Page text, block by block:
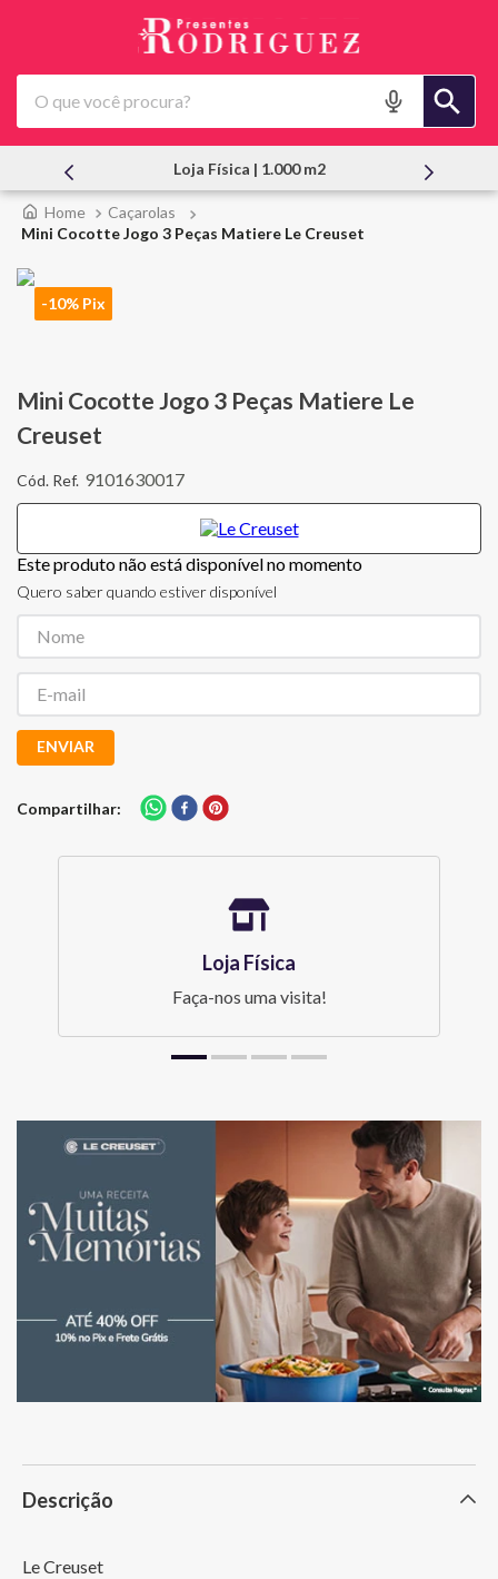
O que você procura?
Loja Física | 1.000 m2
Caçarolas
Mini Cocotte Jogo 3 Peças Matiere Le Creuset
-10% Pix
Mini Cocotte Jogo 3 Peças Matiere Le
Creuset
9101630017
Este produto não está disponível no momento
Quero saber quando estiver disponível
ENVIAR
Compartilhar
Loja Física
Faça-nos uma visita!
Descrição
Le Creuset